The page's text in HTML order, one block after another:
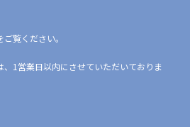
覧ください。
1営業日以内にさせていただいておりま